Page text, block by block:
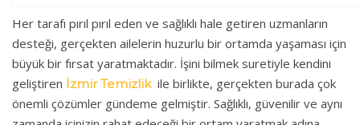
Her tarafı pırıl pırıl eden ve sağlıklı hale getiren uzmanların
desteği, gerçekten ailelerin huzurlu bir ortamda yaşaması için
büyük bir fırsat yaratmaktadır. İşini bilmek suretiyle kendini
geliştiren İzmir Temizlikile birlikte, gerçekten burada çok
önemli çözümler gündeme gelmiştir. Sağlıklı, güvenilir ve aynı